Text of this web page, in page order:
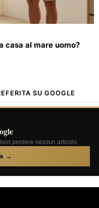
casa al mare uomo?
SU GOOGLE
perdere nessun articolo
→